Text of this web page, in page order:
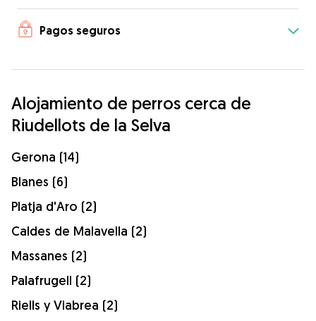
Pagos seguros
Alojamiento de perros cerca de
Riudellots de la Selva
Gerona (14)
Blanes (6)
Platja d'Aro (2)
Caldes de Malavella (2)
Massanes (2)
Palafrugell (2)
Riells y Viabrea (2)